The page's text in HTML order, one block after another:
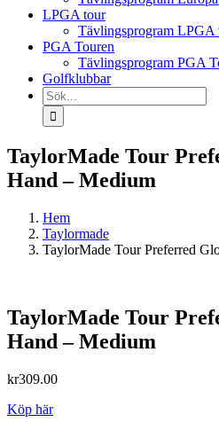
LPGA tour
Tävlingsprogram LPGA
PGA Touren
Tävlingsprogram PGA
Golfklubbar
Sök
efter:
TaylorMade Tour
Hand – Medium
Hem
Taylormade
TaylorMade Tour Preferred
TaylorMade Tour
Hand – Medium
kr309.00
Köp här